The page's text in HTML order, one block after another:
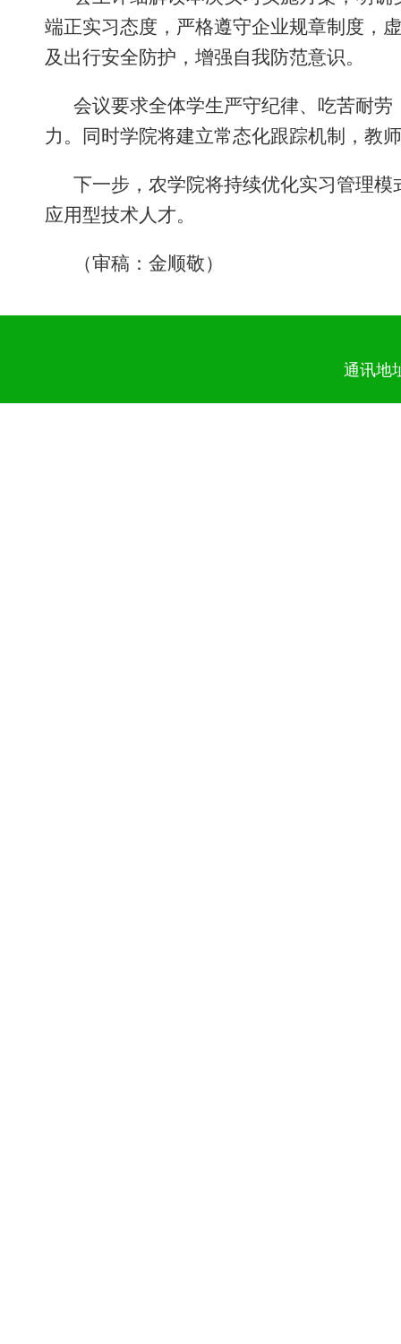
端正实习态度，严格遵守企业规章制度，
及出行安全防护，增强自我防范意识。
会议要求全体学生严守纪律、吃苦耐
力。同时学院将建立常态化跟踪机制，教
下一步，农学院将持续优化实习管理
应用型技术人才。
（审稿：金顺敬）
通讯地